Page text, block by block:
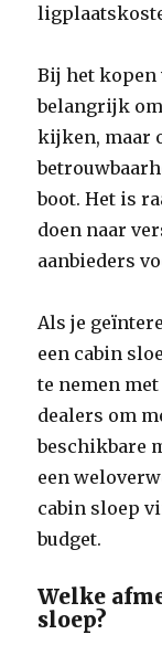
Bij het kopen
belangrijk
kijken, maar
boot. Het is
doen naar
aanbieders
Als je
een cabin
te nemen
dealers om
beschikbare
een
cabin sloep
budget.
Welke
sloep?